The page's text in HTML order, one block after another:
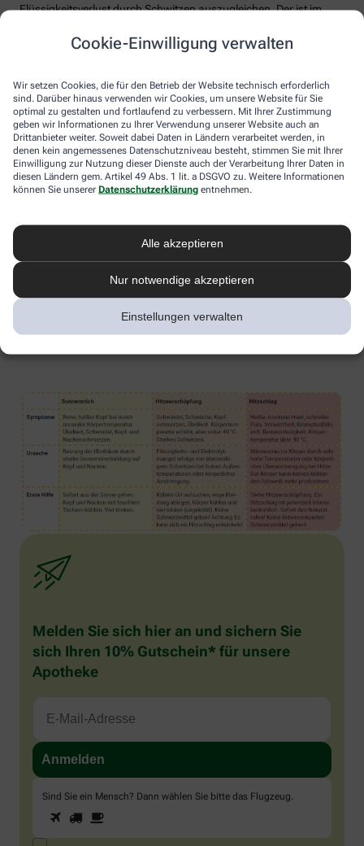
Cookie-Einwilligung verwalten
Wir setzen Cookies, die für den Betrieb der Website technisch erforderlich
sind. Darüber hinaus verwenden wir Cookies, um unsere Website für Sie
optimal zu gestalten und fortlaufend zu verbessern. Mit Ihrer Zustimmung
geben wir Informationen zu Ihrer Verwendung unserer Website auch an
Drittanbieter weiter. Soweit dabei Daten in Ländern verarbeitet werden, in
denen kein angemessenes Datenschutzniveau besteht, stimmen Sie mit Ihrer
Einwilligung zur Nutzung dieser Dienste auch der Verarbeitung Ihrer Daten in
diesen Ländern gem. Artikel 49 Abs. 1 lit. a DSGVO zu. Weitere Informationen
können Sie unserer Datenschutzerklärung entnehmen.
Alle akzeptieren
Nur notwendige akzeptieren
Einstellungen verwalten
Flüssigkeitsverlust durch Schwitzen auszugleichen. Der ist im
Temperaturen. Trinken wir zu wenig, sind Kopfschmerzen und
Konzentrationsprobleme meist die Folge.
Weniger bekannt ist, dass ein Flüssigkeitsmangel auch anderen
Organen zusetzt. So kann Hitzestress auch ernsthaft die Nieren
schädigen – und zwar nachhaltig und auch bei gesunden
Menschen. Als Faustregel gilt: Zwei bis drei Liter täglich sollten es
sein. Die besten Durstlöscher: Mineralwasser, ungesüßte Kräuter-
und Früchtetees oder verdünnte Säfte. Auch wasserreiches Obst
und Gemüse wie Melonen, Gurken oder Tomaten kann
Flüssigkeitsverluste ausgleichen. Bei Herz-Kreislauf- oder
besprechen.
Sonnenstich, Hitzeerschöpfung und
Hitzschlag: Was ist das eigentlich?
Grad oder einfach nur die drückende Hitze in der Stadt:
Hitzeerkrankungen können mitunter lebensbedrohlich sein.
Melden Sie sich hier an und sichern Sie
sich Ihren 10% Gutschein* für unsere
Apotheke
Sind Sie ein Mensch? Dann wählen Sie bitte das Flugzeug
Sind
Sie
ein
1 2